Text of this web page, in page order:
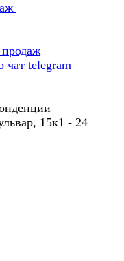
продаж
чат telegram
15к1 - 24